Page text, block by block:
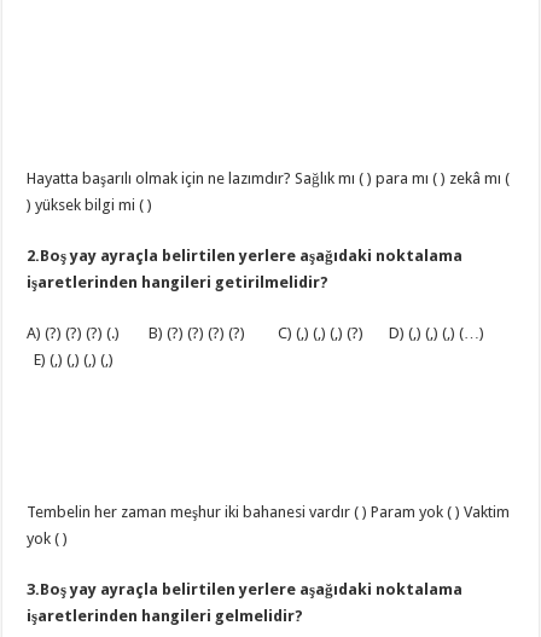
Hayatta başarılı olmak için ne lazımdır? Sağlık mı ( ) para mı ( ) zekâ mı (
) yüksek bilgi mi ( )
2.Boş yay ayraçla belirtilen yerlere aşağıdaki noktalama
işaretlerinden hangileri getirilmelidir?
A) (?) (?) (?) (.) B) (?) (?) (?) (?) C) (,) (,) (,) (?) D) (,) (,) (,) (…)
E) (,) (,) (,) (,)
Tembelin her zaman meşhur iki bahanesi vardır ( ) Param yok ( ) Vaktim
yok ( )
3.Boş yay ayraçla belirtilen yerlere aşağıdaki noktalama
işaretlerinden hangileri gelmelidir?